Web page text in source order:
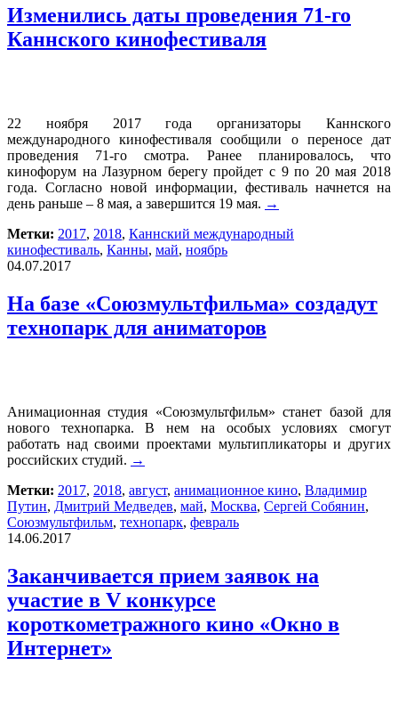
Изменились даты проведения 71-го
Каннского кинофестиваля
22 ноября 2017 года организаторы Каннского
международного кинофестиваля сообщили о переносе дат
проведения 71-го смотра. Ранее планировалось, что
кинофорум на Лазурном берегу пройдет с 9 по 20 мая 2018
года. Согласно новой информации, фестиваль начнется на
день раньше – 8 мая, а завершится 19 мая. →
Метки: 2017, 2018, Каннский международный
кинофестиваль, Канны, май, ноябрь
04.07.2017
На базе «Союзмультфильма» создадут
технопарк для аниматоров
Анимационная студия «Союзмультфильм» станет базой для
нового технопарка. В нем на особых условиях смогут
работать над своими проектами мультипликаторы и других
российских студий. →
Метки: 2017, 2018, август, анимационное кино, Владимир
Путин, Дмитрий Медведев, май, Москва, Сергей Собянин,
Союзмультфильм, технопарк, февраль
14.06.2017
Заканчивается прием заявок на
участие в V конкурсе
короткометражного кино «Окно в
Интернет»